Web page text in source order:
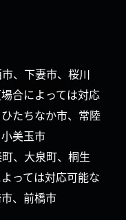
、下妻市、桜川
合によっては対応
たちなか市、常陸
美玉市
、大泉町、桐生
っては対応可能な
、前橋市